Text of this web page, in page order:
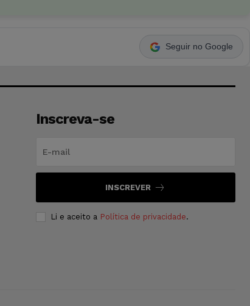
Seguir no Google
Inscreva-se
INSCREVER
Li e aceito a Política de privacidade.